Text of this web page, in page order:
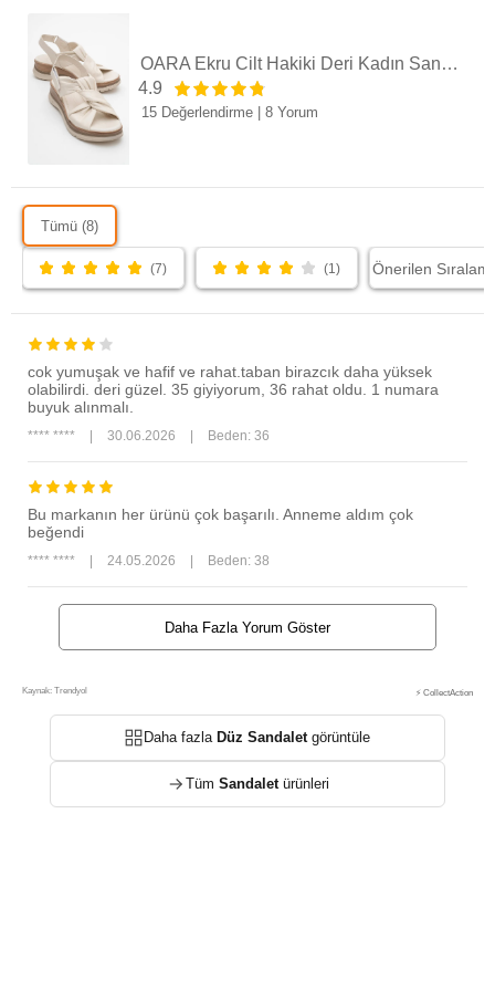
OARA Ekru Cilt Hakiki Deri Kadın Sandalet
4.9
15 Değerlendirme | 8 Yorum
Tümü (8)
(7) (1)
cok yumuşak ve hafif ve rahat.taban birazcık daha yüksek
olabilirdi. deri güzel. 35 giyiyorum, 36 rahat oldu. 1 numara
buyuk alınmalı.
**** **** 30.06.2026 Beden: 36
Bu markanın her ürünü çok başarılı. Anneme aldım çok
beğendi
**** **** 24.05.2026 Beden: 38
Daha Fazla Yorum Göster
Kaynak: Trendyol ⚡ CollectAction
Daha fazla Düz Sandaletgörüntüle
Tüm Sandaletürünleri